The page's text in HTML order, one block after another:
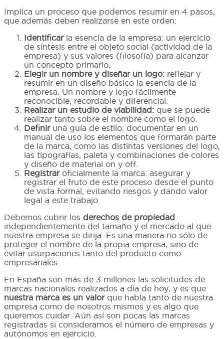
Implica un proceso que podemos resumir en 4 pasos,
que además deben realizarse en este orden:
Identificarla esencia de la empresa: un ejercicio
de síntesis entre el objeto social (actividad de la
empresa) y sus valores (filosofía) para alcanzar
un concepto primario.
Elegir un nombre y diseñar un logo: reflejar y
resumir en un diseño básico la esencia de la
empresa. Un nombre y logo fácilmente
reconocible, recordable y diferencial.
Realizar un estudio de viabilidad: que se puede
realizar tanto sobre el nombre como el logo.
Definiruna guía de estilo: documentar en un
manual de uso los elementos que formarán parte
de la marca, como las distintas versiones del logo,
las tipografías, paleta y combinaciones de colores
y diseño de material on y off.
Registraroficialmente la marca: asegurar y
registrar el fruto de este proceso desde el punto
de vista formal, evitando riesgos y dando valor
legal a este trabajo.
Debemos cubrir los derechos de propiedad
independientemente del tamaño y el mercado al que
nuestra empresa se dirija. Es una manera no sólo de
proteger el nombre de la propia empresa, sino de
evitar usurpaciones tanto del producto como
empresariales.
En España son más de 3 millones las solicitudes de
marcas nacionales realizados a día de hoy, y es que
nuestra marca es un valorque habla tanto de nuestra
empresa como de nosotros mismos y es algo que
queremos cuidar. Aún así son pocas las marcas
registradas si consideramos el número de empresas y
autónomos en ejercicio.